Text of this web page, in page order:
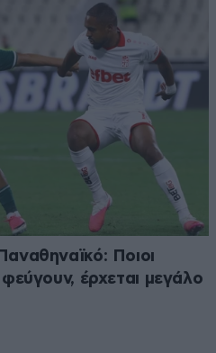
Ποιοι
έρχεται μεγάλο